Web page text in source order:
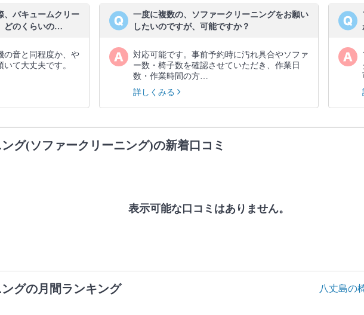
、バキュームクリー
どのくらいの…
の音と同程度か、や
て大丈夫です。
一度に複数の、ソファークリーニングをお願い
したいのですが、可能ですか？
対応可能です。事前予約時に汚れ具合やソファ
ー数・椅子数を確認させていただき、作業日
数・作業時間の方…
詳しくみる
グ(ソファークリーニング)の新着口コミ
表示可能な口コミはありません。
グの月間ランキング 八丈島の